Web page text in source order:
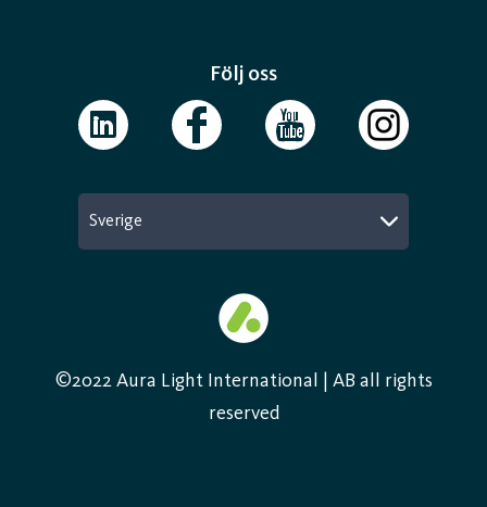
Följ oss
Sverige
©2022 Aura Light International | AB all rights
reserved